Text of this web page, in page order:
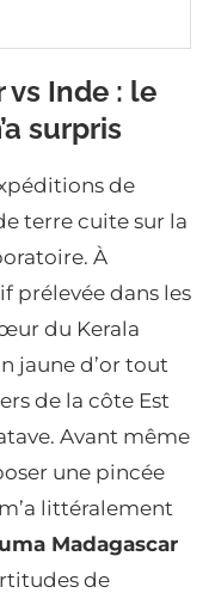
vs Inde : le
surpris
de
terre cuite sur la
À
prélevée dans les
du Kerala
jaune d’or tout
de la côte Est
Avant même
une pincée
littéralement
Madagascar
de